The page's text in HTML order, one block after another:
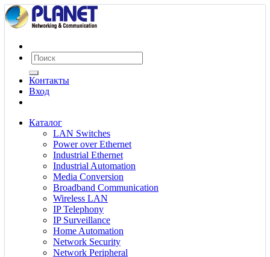
Контакты
Вход
Каталог
LAN Switches
Power over Ethernet
Industrial Ethernet
Industrial Automation
Media Conversion
Broadband Communication
Wireless LAN
IP Telephony
IP Surveillance
Home Automation
Network Security
Network Peripheral